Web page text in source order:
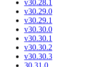
v30.28.1
v30.29.0
v30.29.1
v30.30.0
v30.30.1
v30.30.2
v30.30.3
30.31.0